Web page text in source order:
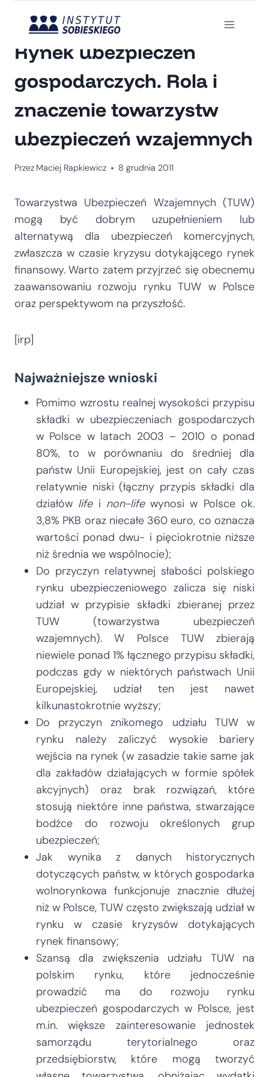
ANALIZA
Rynek ubezpieczeń
gospodarczych. Rola i
znaczenie towarzystw
ubezpieczeń wzajemnych
Przez Maciej Rapkiewicz 8 grudnia 2011
Towarzystwa Ubezpieczeń Wzajemnych (TUW)
mogą być dobrym uzupełnieniem lub
alternatywą dla ubezpieczeń komercyjnych,
zwłaszcza w czasie kryzysu dotykającego rynek
finansowy. Warto zatem przyjrzeć się obecnemu
zaawansowaniu rozwoju rynku TUW w Polsce
oraz perspektywom na przyszłość.
[irp]
Najważniejsze wnioski
Pomimo wzrostu realnej wysokości przypisu
składki w ubezpieczeniach gospodarczych
w Polsce w latach 2003 – 2010 o ponad
80%, to w porównaniu do średniej dla
państw Unii Europejskiej, jest on cały czas
relatywnie niski (łączny przypis składki dla
działów lifei non-lifewynosi w Polsce ok.
3,8% PKB oraz niecałe 360 euro, co oznacza
wartości ponad dwu- i pięciokrotnie niższe
niż średnia we wspólnocie);
Do przyczyn relatywnej słabości polskiego
rynku ubezpieczeniowego zalicza się niski
udział w przypisie składki zbieranej przez
TUW (towarzystwa ubezpieczeń
wzajemnych). W Polsce TUW zbierają
niewiele ponad 1% łącznego przypisu składki,
podczas gdy w niektórych państwach Unii
Europejskiej, udział ten jest nawet
kilkunastokrotnie wyższy;
Do przyczyn znikomego udziału TUW w
rynku należy zaliczyć wysokie bariery
wejścia na rynek (w zasadzie takie same jak
dla zakładów działających w formie spółek
akcyjnych) oraz brak rozwiązań, które
stosują niektóre inne państwa, stwarzające
bodźce do rozwoju określonych grup
ubezpieczeń;
Jak wynika z danych historycznych
dotyczących państw, w których gospodarka
wolnorynkowa funkcjonuje znacznie dłużej
niż w Polsce, TUW często zwiększają udział w
rynku w czasie kryzysów dotykających
rynek finansowy;
Szansą dla zwiększenia udziału TUW na
polskim rynku, które jednocześnie
prowadzić ma do rozwoju rynku
ubezpieczeń gospodarczych w Polsce, jest
m.in. większe zainteresowanie jednostek
samorządu terytorialnego oraz
przedsiębiorstw, które mogą tworzyć